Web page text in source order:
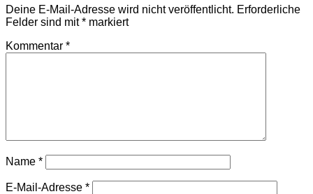
Deine E-Mail-Adresse wird nicht veröffentlicht. Erforderliche
Felder sind mit* markiert
Kommentar *
Name *
E-Mail-Adresse *